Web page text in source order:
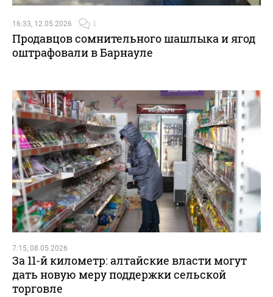
16:33, 12.05.2026 1
Продавцов сомнительного шашлыка и ягод
оштрафовали в Барнауле
7:15, 08.05.2026
За 11-й километр: алтайские власти могут
дать новую меру поддержки сельской
торговле